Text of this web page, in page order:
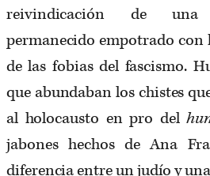
reivindicación de una
permanecido empotrado con
de las fobias del fascismo.
que abundaban los chistes
al holocausto en pro del
jabones hechos de Ana
diferencia entre un judío y